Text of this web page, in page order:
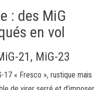
: des MiG
en vol
21, MiG-23
17 « Fresco », rustique mais